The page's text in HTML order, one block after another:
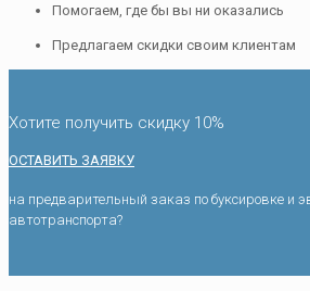
Помогаем, где бы вы ни оказались
Предлагаем скидки своим клиентам
Хотите получить скидку 10%
ОСТАВИТЬ ЗАЯВКУ
на предварительный заказ по буксировке и
автотранспорта?